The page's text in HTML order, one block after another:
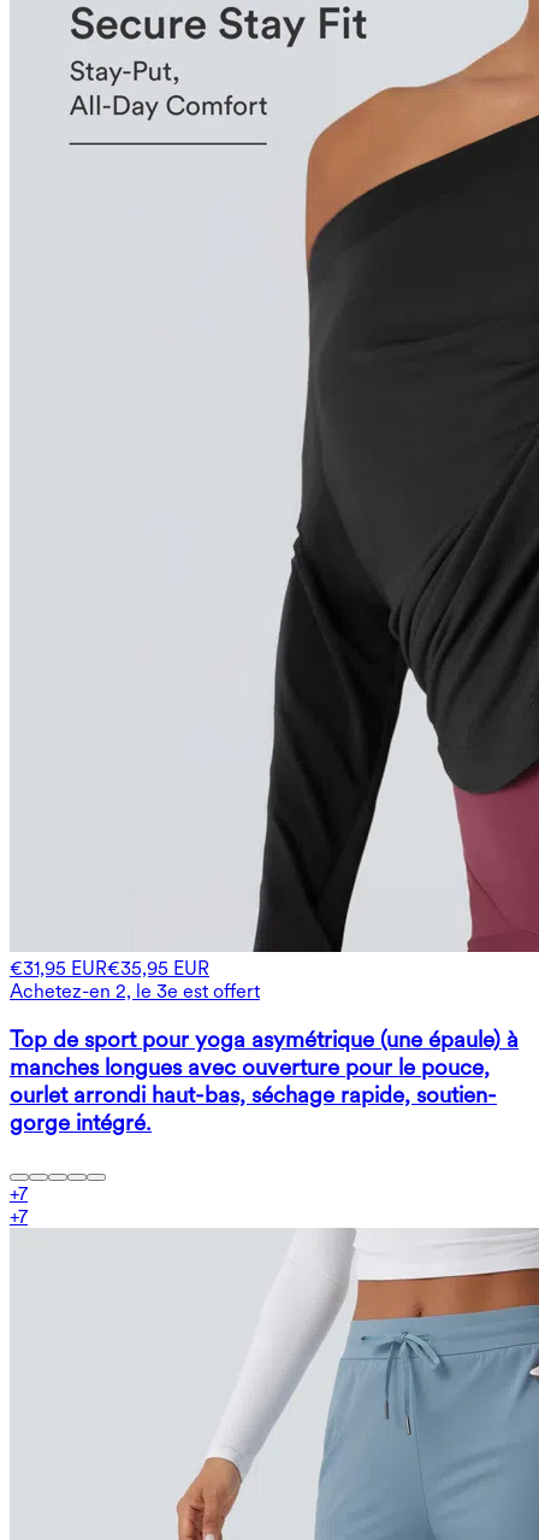
€31,95 EUR€35,95 EUR
Achetez-en 2, le 3e est offert
Top de sport pour yoga asymétrique (une épaule) à
manches longues avec ouverture pour le pouce,
ourlet arrondi haut-bas, séchage rapide, soutien-
gorge intégré.
+7
+7